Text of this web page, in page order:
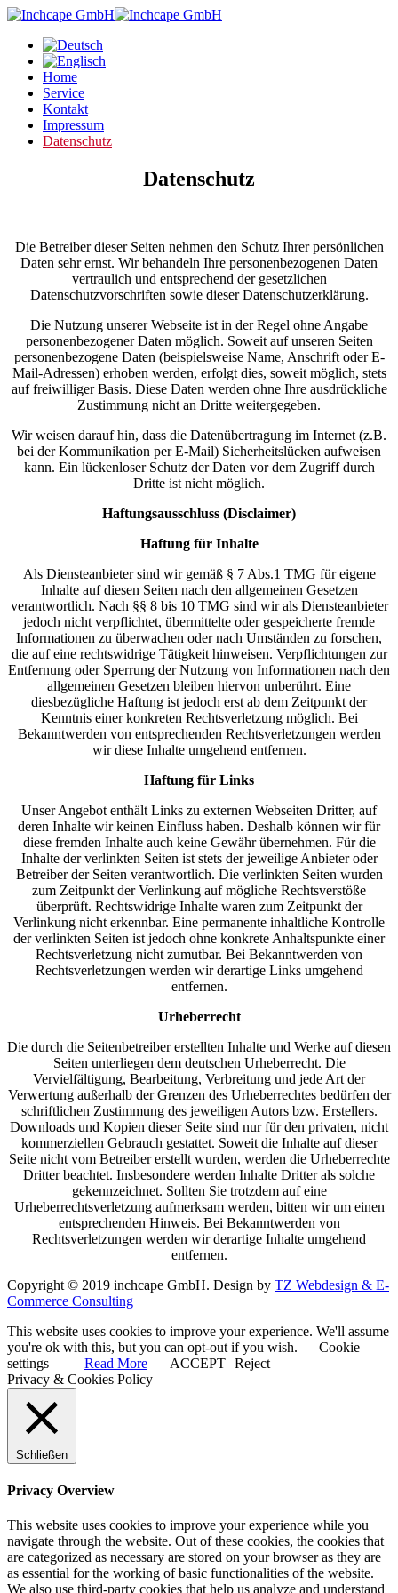
Home
Service
Kontakt
Impressum
Datenschutz
Datenschutz
Die Betreiber dieser Seiten nehmen den Schutz Ihrer persönlichen
Daten sehr ernst. Wir behandeln Ihre personenbezogenen Daten
vertraulich und entsprechend der gesetzlichen
Datenschutzvorschriften sowie dieser Datenschutzerklärung.
Die Nutzung unserer Webseite ist in der Regel ohne Angabe
personenbezogener Daten möglich. Soweit auf unseren Seiten
personenbezogene Daten (beispielsweise Name, Anschrift oder E-
Mail-Adressen) erhoben werden, erfolgt dies, soweit möglich, stets
auf freiwilliger Basis. Diese Daten werden ohne Ihre ausdrückliche
Zustimmung nicht an Dritte weitergegeben.
Wir weisen darauf hin, dass die Datenübertragung im Internet (z.B.
bei der Kommunikation per E-Mail) Sicherheitslücken aufweisen
kann. Ein lückenloser Schutz der Daten vor dem Zugriff durch
Dritte ist nicht möglich.
Haftungsausschluss (Disclaimer)
Haftung für Inhalte
Als Diensteanbieter sind wir gemäß § 7 Abs.1 TMG für eigene
Inhalte auf diesen Seiten nach den allgemeinen Gesetzen
verantwortlich. Nach §§ 8 bis 10 TMG sind wir als Diensteanbieter
jedoch nicht verpflichtet, übermittelte oder gespeicherte fremde
Informationen zu überwachen oder nach Umständen zu forschen,
die auf eine rechtswidrige Tätigkeit hinweisen. Verpflichtungen zur
Entfernung oder Sperrung der Nutzung von Informationen nach den
allgemeinen Gesetzen bleiben hiervon unberührt. Eine
diesbezügliche Haftung ist jedoch erst ab dem Zeitpunkt der
Kenntnis einer konkreten Rechtsverletzung möglich. Bei
Bekanntwerden von entsprechenden Rechtsverletzungen werden
wir diese Inhalte umgehend entfernen.
Haftung für Links
Unser Angebot enthält Links zu externen Webseiten Dritter, auf
deren Inhalte wir keinen Einfluss haben. Deshalb können wir für
diese fremden Inhalte auch keine Gewähr übernehmen. Für die
Inhalte der verlinkten Seiten ist stets der jeweilige Anbieter oder
Betreiber der Seiten verantwortlich. Die verlinkten Seiten wurden
zum Zeitpunkt der Verlinkung auf mögliche Rechtsverstöße
überprüft. Rechtswidrige Inhalte waren zum Zeitpunkt der
Verlinkung nicht erkennbar. Eine permanente inhaltliche Kontrolle
der verlinkten Seiten ist jedoch ohne konkrete Anhaltspunkte einer
Rechtsverletzung nicht zumutbar. Bei Bekanntwerden von
Rechtsverletzungen werden wir derartige Links umgehend
entfernen.
Urheberrecht
Die durch die Seitenbetreiber erstellten Inhalte und Werke auf diesen
Seiten unterliegen dem deutschen Urheberrecht. Die
Vervielfältigung, Bearbeitung, Verbreitung und jede Art der
Verwertung außerhalb der Grenzen des Urheberrechtes bedürfen der
schriftlichen Zustimmung des jeweiligen Autors bzw. Erstellers.
Downloads und Kopien dieser Seite sind nur für den privaten, nicht
kommerziellen Gebrauch gestattet. Soweit die Inhalte auf dieser
Seite nicht vom Betreiber erstellt wurden, werden die Urheberrechte
Dritter beachtet. Insbesondere werden Inhalte Dritter als solche
gekennzeichnet. Sollten Sie trotzdem auf eine
Urheberrechtsverletzung aufmerksam werden, bitten wir um einen
entsprechenden Hinweis. Bei Bekanntwerden von
Rechtsverletzungen werden wir derartige Inhalte umgehend
entfernen.
Copyright © 2019 inchcape GmbH. Design by TZ Webdesign & E-
Commerce Consulting
This website uses cookies to improve your experience. We'll assume
you're ok with this, but you can opt-out if you wish.
Cookie
settings
Read More ACCEPT Reject
Privacy & Cookies Policy
Schließen
Privacy Overview
This website uses cookies to improve your experience while you
navigate through the website. Out of these cookies, the cookies that
are categorized as necessary are stored on your browser as they are
as essential for the working of basic functionalities of the website.
We also use third-party cookies that help us analyze and understand